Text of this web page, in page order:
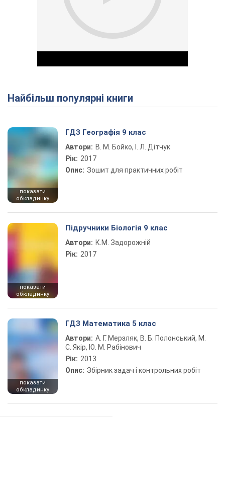
Play Video
Найбільш популярні книги
показати
обкладинку
ГДЗ Географія 9 клас
Автори: В. М. Бойко, І. Л. Дітчук
Рік: 2017
Опис: Зошит для практичних робіт
показати
обкладинку
Підручники Біологія 9 клас
Автори: К.М. Задорожній
Рік: 2017
показати
обкладинку
ГДЗ Математика 5 клас
Автори: А. Г. Мерзляк, В. Б. Полонський, М.
С. Якір, Ю. М. Рабінович
Рік: 2013
Опис: Збірник задач і контрольних робіт